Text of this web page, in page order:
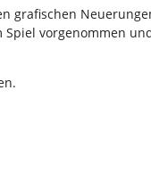
grafischen
vorgenommen